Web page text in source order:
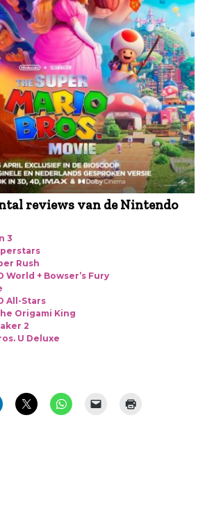
reviews van de Nintendo
3
Rush
World + Bowser’s Fury
All-Stars
Origami King
2
U Deluxe